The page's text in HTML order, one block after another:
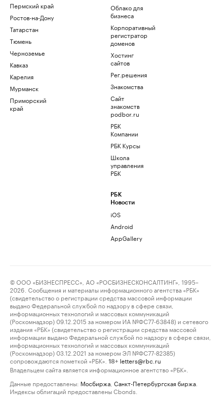
Пермский край
Ростов-на-Дону
Татарстан
Тюмень
Черноземье
Кавказ
Карелия
Мурманск
Приморский
край
Облако для
бизнеса
Корпоративный
регистратор
доменов
Хостинг
сайтов
Рег.решения
Знакомства
Сайт
знакомств
podbor.ru
РБК
Компании
РБК Курсы
Школа
управления
РБК
РБК
Новости
iOS
Android
AppGallery
© ООО «БИЗНЕСПРЕСС», АО «РОСБИЗНЕСКОНСАЛТИНГ», 1995–
2026. Сообщения и материалы информационного агентства «РБК»
(свидетельство о регистрации средства массовой информации
выдано Федеральной службой по надзору в сфере связи,
информационных технологий и массовых коммуникаций
(Роскомнадзор) 09.12.2015 за номером ИА №ФС77-63848) и сетевого
издания «РБК» (свидетельство о регистрации средства массовой
информации выдано Федеральной службой по надзору в сфере связи,
информационных технологий и массовых коммуникаций
(Роскомнадзор) 03.12.2021 за номером ЭЛ №ФС77-82385)
сопровождаются пометкой «РБК».
18+ letters@rbc.ru
Владельцем сайта является информационное агентство «РБК».
Данные предоставлены: Мосбиржа Санкт-Петербургская биржа
Индексы облигаций предоставлены Cbonds.